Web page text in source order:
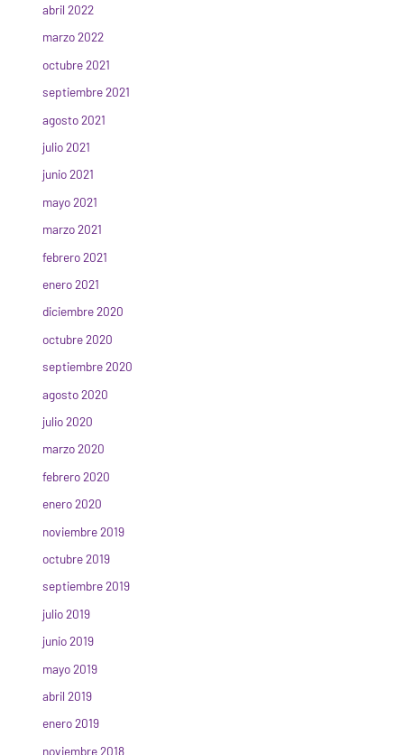
abril 2022
marzo 2022
octubre 2021
septiembre 2021
agosto 2021
julio 2021
junio 2021
mayo 2021
marzo 2021
febrero 2021
enero 2021
diciembre 2020
octubre 2020
septiembre 2020
agosto 2020
julio 2020
marzo 2020
febrero 2020
enero 2020
noviembre 2019
octubre 2019
septiembre 2019
julio 2019
junio 2019
mayo 2019
abril 2019
enero 2019
noviembre 2018